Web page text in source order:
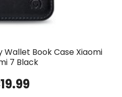
Wallet Book Case Xiaomi
7 Black
19.99